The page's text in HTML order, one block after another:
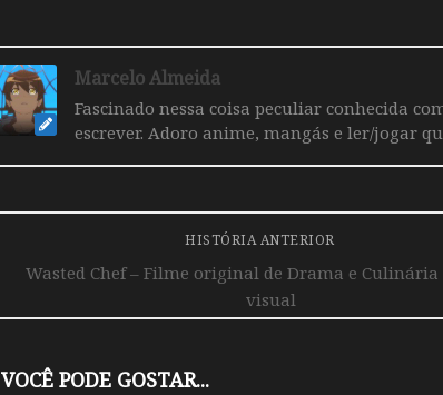
Marcelo Almeida
Fascinado nessa coisa peculiar conhecida
escrever. Adoro anime, mangás e ler/jogar
HISTÓRIA ANTERIOR
Wasted Chef – Filme original de Drama e Culinária
visual
VOCÊ PODE GOSTAR...